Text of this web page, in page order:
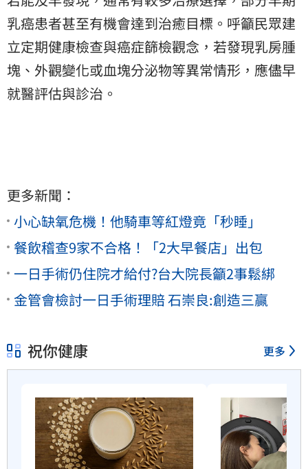
乳癌患者甚至有機會達到治癒目標。呼籲民眾建
立定期健康檢查與癌症篩檢觀念，若發現乳房腫
塊、外觀變化或血塊分泌物等異常情形，應儘早
就醫評估與診治。
更多新聞：
小心缺氧危機！他騎車等紅燈竟「秒睡」
餐飲稽查9家不合格！「2大早餐店」出包
一日手術仍住院才給付?台大院長籲2事鬆綁
金管會檢討一日手術理賠 石崇良:創造三贏
祝你健康 更多